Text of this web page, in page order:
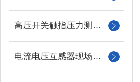
高压开关触指压力测试仪
电流电压互感器现场校验仪